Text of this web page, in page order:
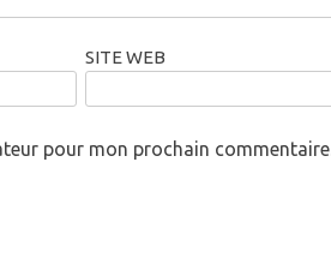
SITE WEB
pour mon prochain commentaire.